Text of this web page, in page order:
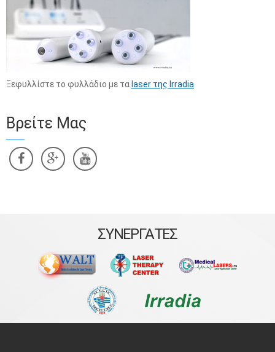
Ξεφυλλίστε το φυλλάδιο με τα laser της Irradia
Βρείτε Μας
ΣΥΝΕΡΓΑΤΕΣ